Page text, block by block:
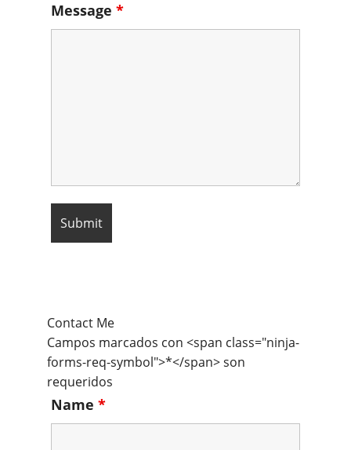
Message *
Contact Me
Campos marcados con <span class="ninja-
forms-req-symbol">*</span> son
requeridos
Name *